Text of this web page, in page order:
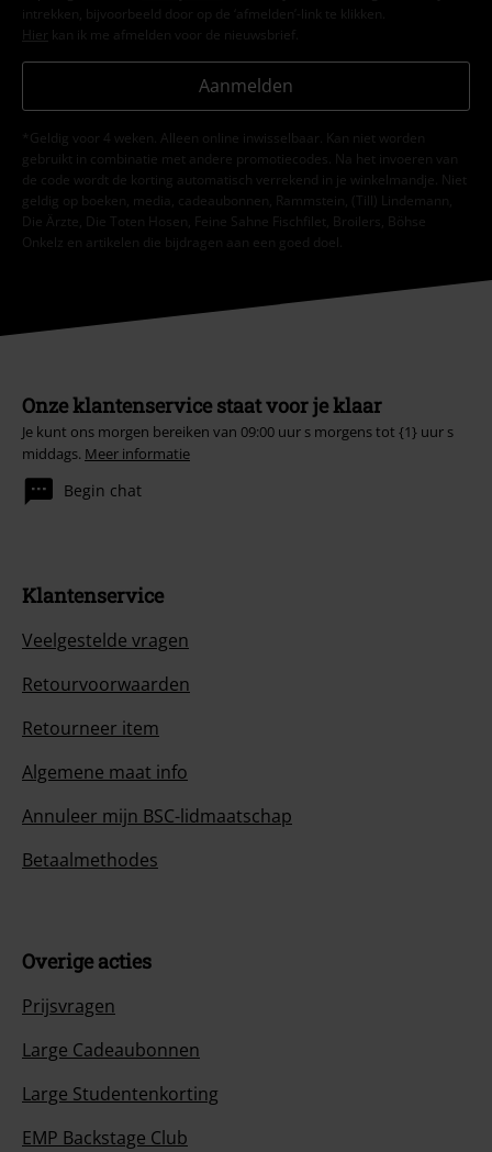
intrekken, bijvoorbeeld door op de ‘afmelden’-link te klikken.
Hier kan ik me afmelden voor de nieuwsbrief.
Aanmelden
*Geldig voor 4 weken. Alleen online inwisselbaar. Kan niet worden
gebruikt in combinatie met andere promotiecodes. Na het invoeren van
de code wordt de korting automatisch verrekend in je winkelmandje. Niet
geldig op boeken, media, cadeaubonnen, Rammstein, (Till) Lindemann,
Die Ärzte, Die Toten Hosen, Feine Sahne Fischfilet, Broilers, Böhse
Onkelz en artikelen die bijdragen aan een goed doel.
Onze klantenservice staat voor je klaar
Je kunt ons morgen bereiken van 09:00 uur s morgens tot {1} uur s
middags. Meer informatie
Begin chat
Klantenservice
Veelgestelde vragen
Retourvoorwaarden
Retourneer item
Algemene maat info
Annuleer mijn BSC-lidmaatschap
Betaalmethodes
Overige acties
Prijsvragen
Large Cadeaubonnen
Large Studentenkorting
EMP Backstage Club